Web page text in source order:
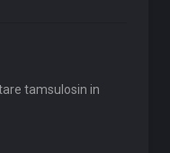
tamsulosin in